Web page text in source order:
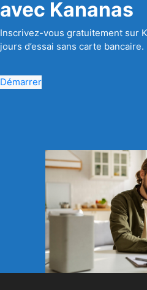
avec Kananas
Inscrivez-vous gratuitement sur
jours d’essai sans carte bancaire.
Démarrer